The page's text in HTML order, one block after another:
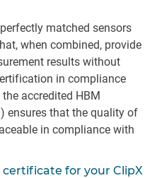
matched sensors
when combined, provide
results without
in compliance
accredited HBM
ensures that the quality of
in compliance with
for your ClipX